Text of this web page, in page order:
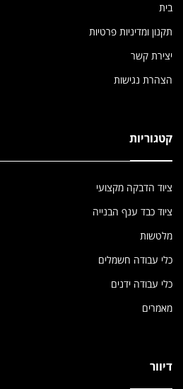
בית
תקנון ומדיניות פרטיות
יצירת קשר
הצהרת נגישות
קטגוריות
ציוד הדבקה מקצועי
ציוד כבד ענף הבנייה
מלטשות
כלי עבודה חשמלים
כלי עבודה ידנים
מאמרים
דיוור